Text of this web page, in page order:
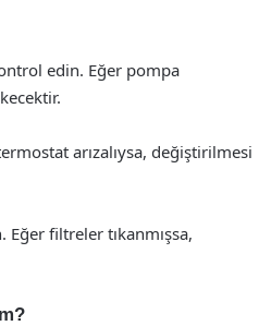
edin. Eğer pompa
arızalıysa, değiştirilmesi
filtreler tıkanmışsa,